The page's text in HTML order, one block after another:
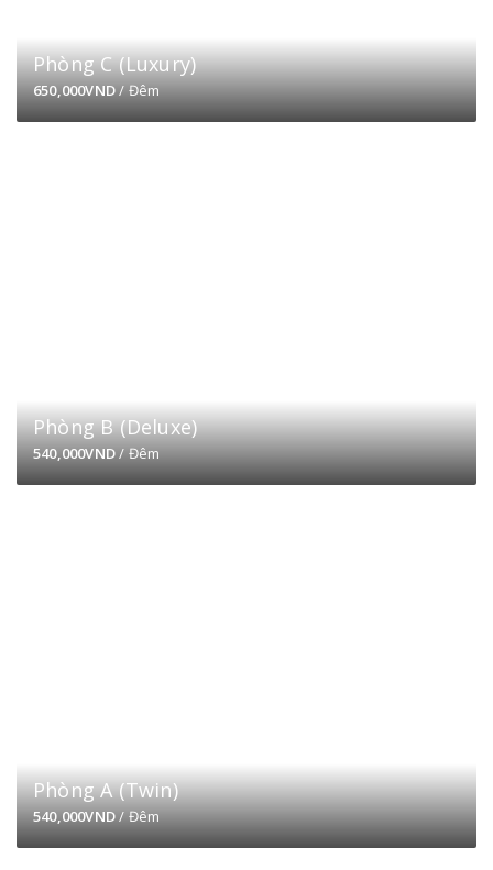
Phòng C (Luxury)
650,000VND/ Đêm
Phòng B (Deluxe)
540,000VND/ Đêm
Phòng A (Twin)
540,000VND/ Đêm